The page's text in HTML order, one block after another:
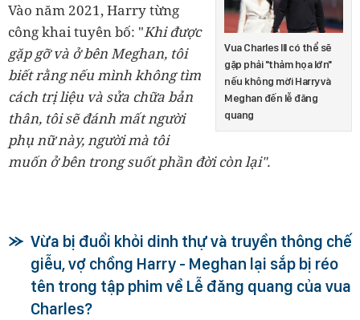
Vua Charles III có thể sẽ
gặp phải "thảm họa lớn"
nếu không mời Harry và
Meghan đến lễ đăng
quang
Vào năm 2021, Harry từng
công khai tuyên bố: "Khi được
gặp gỡ và ở bên Meghan, tôi
biết rằng nếu mình không tìm
cách trị liệu và sửa chữa bản
thân, tôi sẽ đánh mất người
phụ nữ này, người mà tôi
muốn ở bên trong suốt phần đời còn lại".
Vừa bị đuổi khỏi dinh thự và truyền thông chế
giễu, vợ chồng Harry - Meghan lại sắp bị réo
tên trong tập phim về Lễ đăng quang của vua
Charles?